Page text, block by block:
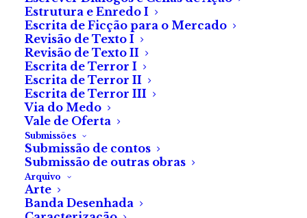
Estrutura e Enredo I
Escrita de Ficção para o Mercado
Revisão de Texto I
Revisão de Texto II
Escrita de Terror I
Escrita de Terror II
Escrita de Terror III
Via do Medo
Vale de Oferta
Submissões
Submissão de contos
Submissão de outras obras
Arquivo
Arte
Banda Desenhada
Terror.
Escolhemos 5 filmes de terror
que podes ver na plataforma
destreamingFilmTwist.
Todos os meses, sugerimos o que podes ver na
plataforma de
cinema português, clássicos, filmes de culto e
novidades. Estamos em modo pré-estágio para o